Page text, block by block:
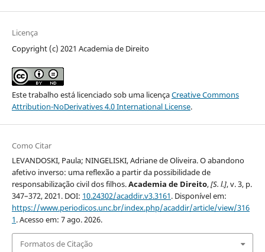
Licença
Copyright (c) 2021 Academia de Direito
Este trabalho está licenciado sob uma licençaCreative Commons
Attribution-NoDerivatives 4.0 International License.
Como Citar
LEVANDOSKI, Paula; NINGELISKI, Adriane de Oliveira. O abandono
afetivo inverso: uma reflexão a partir da possibilidade de
responsabilização civil dos filhos.Academia de Direito,[S. l.], v. 3, p.
347–372, 2021. DOI: 10.24302/acaddir.v3.3161. Disponível em:
https://www.periodicos.unc.br/index.php/acaddir/article/view/316
1. Acesso em: 7 ago. 2026.
Formatos de Citação